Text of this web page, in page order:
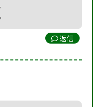
返信